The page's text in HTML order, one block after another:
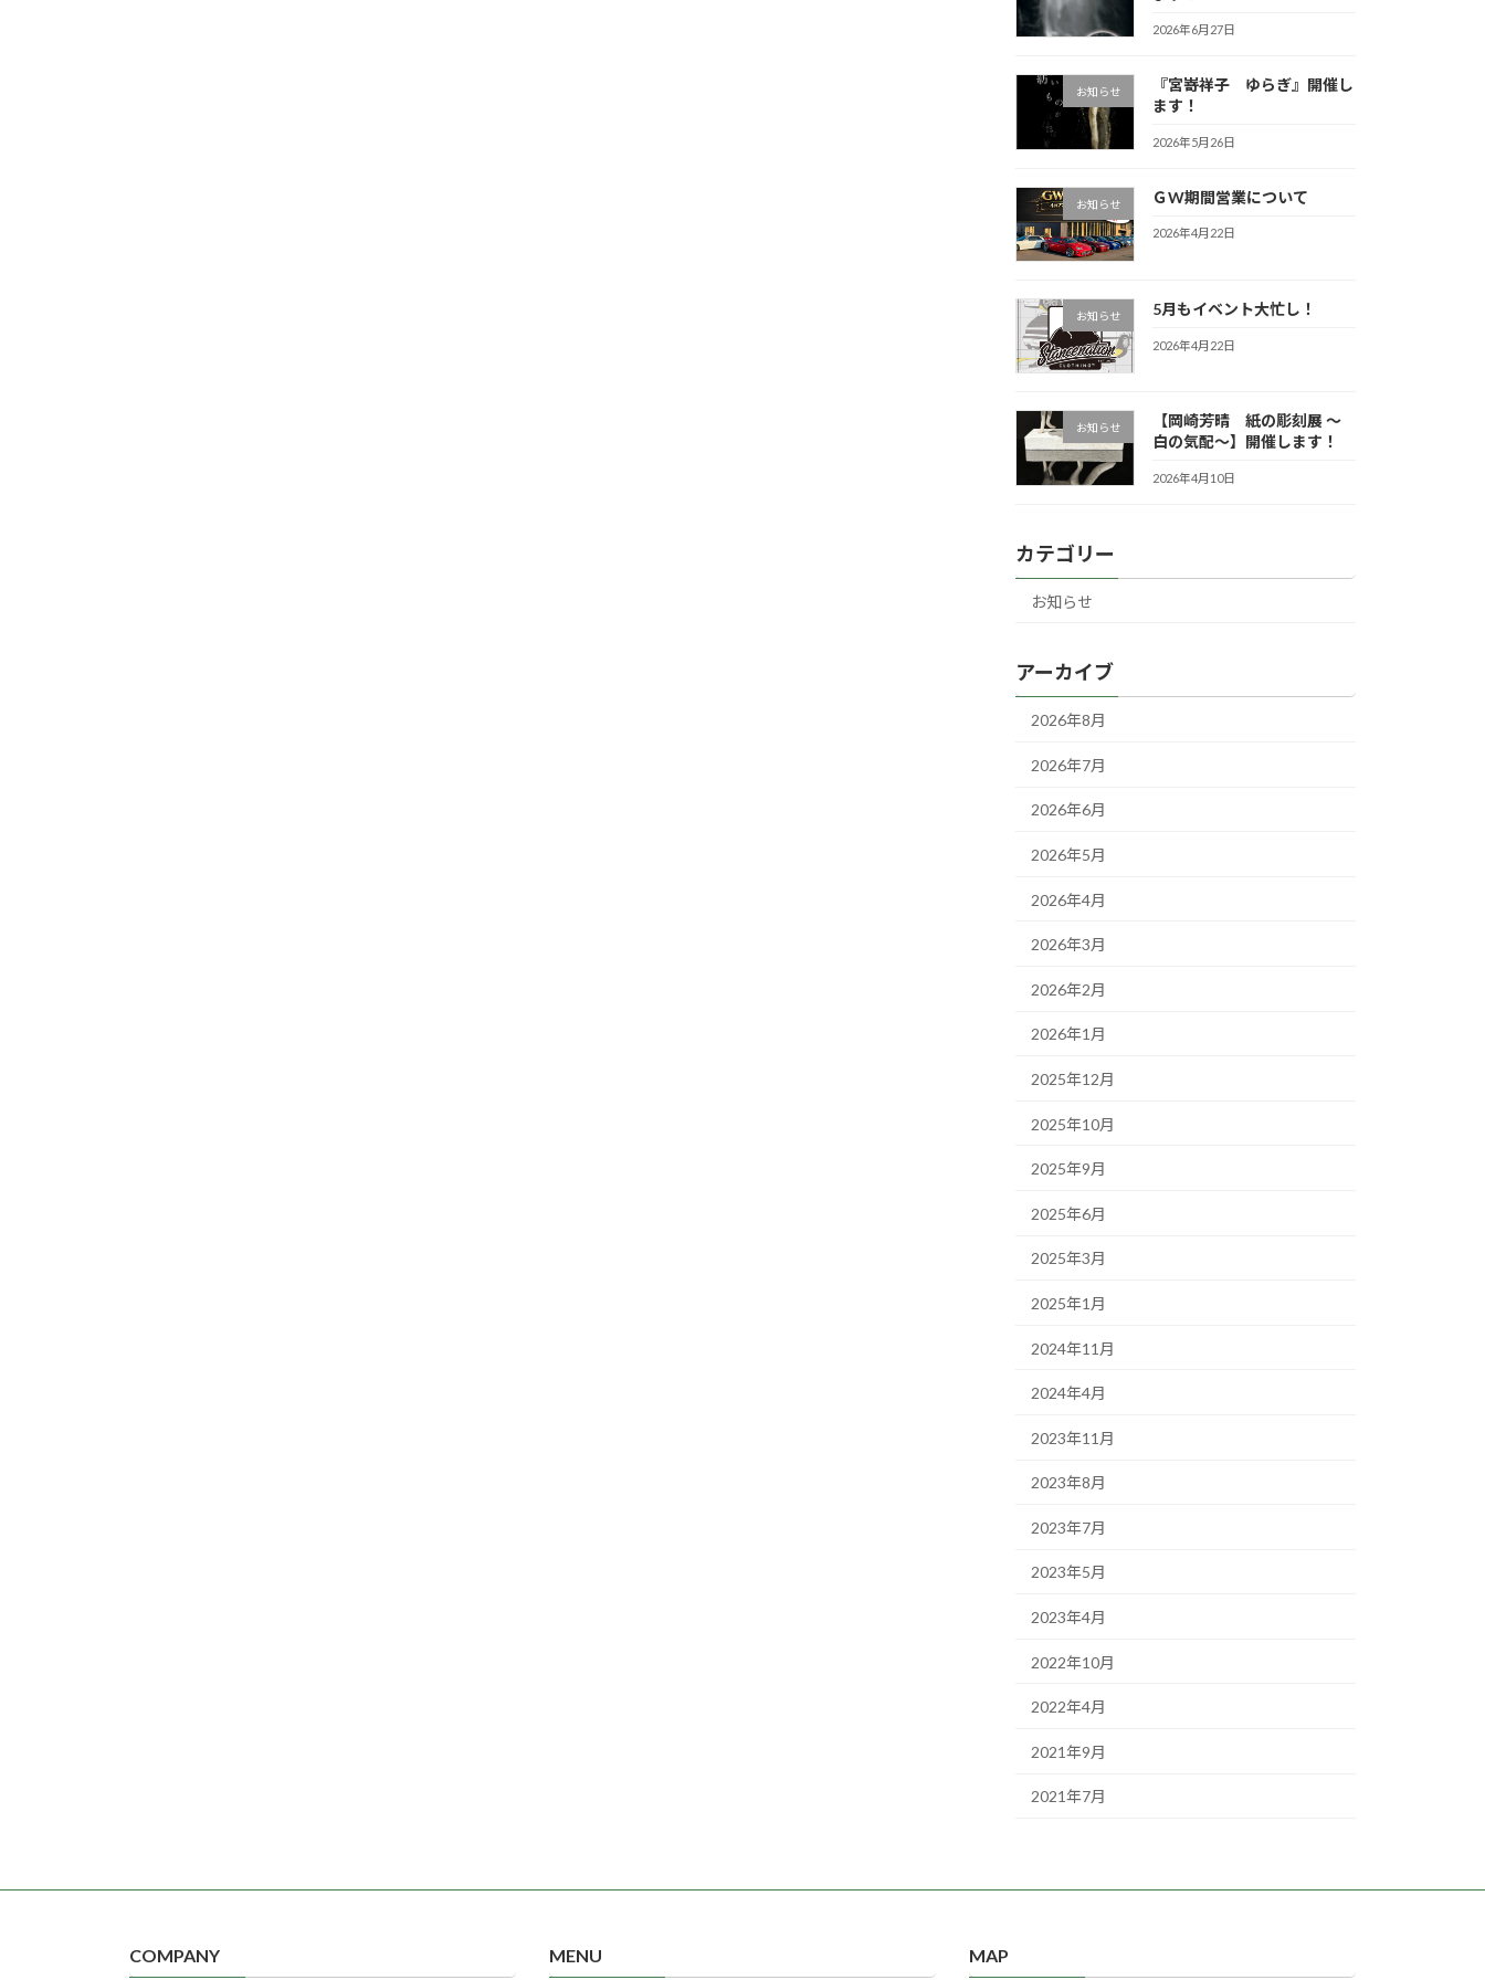
2026年6月27日
お知らせ
『宮嵜祥子 ゆらぎ』開催し
ます！
2026年5月26日
お知らせ ＧW期間営業について
2026年4月22日
お知らせ 5月もイベント大忙し！
2026年4月22日
お知らせ
【岡崎芳晴 紙の彫刻展 〜
白の気配〜】開催します！
2026年4月10日
カテゴリー
お知らせ
アーカイブ
2026年8月
2026年7月
2026年6月
2026年5月
2026年4月
2026年3月
2026年2月
2026年1月
2025年12月
2025年10月
2025年9月
2025年6月
2025年3月
2025年1月
2024年11月
2024年4月
2023年11月
2023年8月
2023年7月
2023年5月
2023年4月
2022年10月
2022年4月
2021年9月
2021年7月
COMPANY MENU MAP